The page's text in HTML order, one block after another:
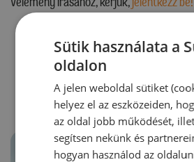
Sütik használata a
oldalon
A jelen weboldal sütiket
helyez el az eszközeiden,
az oldal jobb működését,
segítsen nekünk és
hogyan használod az